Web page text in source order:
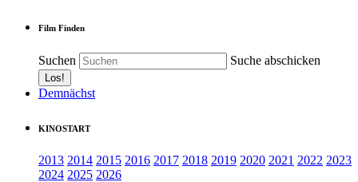
Film Finden
Suchen Suche abschicken
Demnächst
KINOSTART
2013 2014 2015 2016 2017 2018 2019 2020 2021 2022 2023
2024 2025 2026